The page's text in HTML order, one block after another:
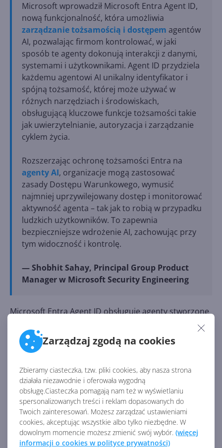
Zarządzaj zgodą na cookies
Zbieramy ciasteczka, tzw. pliki cookies, aby nasza strona
działała niezawodnie i oferowała wygodną
obsługę.Ciasteczka pomagają nam też w wyświetlaniu
spersonalizowanych treści i reklam dopasowanych do
Twoich zainteresowań. Możesz zarządzać ustawieniami
cookies, akceptując wszystkie albo tylko niezbędne. W
dowolnym momencie możesz zmienić swój wybór. (więcej
informacji o cookies w polityce prywatności)
Microsoft wprowadził Microsoft Entra Agent ID,
nową funkcjonalność, która umożliwia
zarządzanie tożsamością i dostępem agentów
AI, pozwalając firmom kontrolować, w jaki
sposób te agenty dokonują interakcji z danymi,
systemami i użytkownikami. Agent ID przydziela
każdemu agentowi AI unikalny identyfikator i
spójną tożsamość, której może używać w
różnych narzędziach i środowiskach,
obsługującą kluczowe funkcje tożsamości takie
jak uwierzytelnianie, autoryzacja i zarządzanie
cyklem życia.
Rozszerzając ochronę tożsamości Entra na
agenty AI, organizacje mogą zastosować
zasady Dostępu Warunkowego, wymusić
najmniej uprzywilejowany dostęp i monitorować
aktywność agenta – tak jak to robią w przypadku
ludzkich użytkowników. To zapewnia
bezpieczniejsze wdrożenie AI, zachowując przy
tym widoczność i kontrolę.
— Shobhit Sahay, Principal Group Product
Manager w Microsoft Security Engineering
Microsoft Entra Agent ID obsługuje agenty stworzone
lub Azure AI Foundry, a w
przyszłości także w Microsoft Security Copilot,
Microsoft 365 Copilot i rozwiązaniach innych
artykułów:
Agenty AI w Copilot Studio mogą teraz używać
dowolnych aplikacji bez API
Genialne agenty AI do analizy i researchu w
Microsoft 365 Copilot